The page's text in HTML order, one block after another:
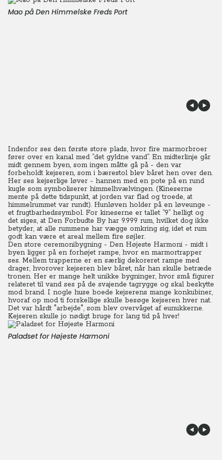
Mao på Den Himmelske Freds Port
Indenfor ses den første store plads, hvor fire marmorbroer
fører over en kanal med ”det gyldne vand”. En midterlinje går
midt gennem byen, som ingen måtte gå på - den var
forbeholdt kejseren, som i bærestol blev båret hen over den.
Her ses kejserlige løver - hannen med en pote på en rund
kugle som symboliserer himmelhvælvingen. (Kineserne
mente på dette tidspunkt, at jorden var flad og troede, at
himmelrummet var rundt). Hunløven holder på en løveunge -
et frugtbarhedssymbol. For kineserne er tallet ”9” helligt og
det siges, at Den Forbudte By har 9.999 rum, hvilket dog ikke
betyder, at alle rummene har vægge omkring sig, idet et rum
godt kan være et areal mellem fire søjler.
Den store ceremonibygning - Den Højeste Harmoni - midt i
byen ligger på en forhøjet rampe, hvor en marmortrapper
ses. Mellem trapperne er en særlig dekoreret rampe med
drager, hvorover kejseren blev båret, når han skulle betræde
tronen. Her er mange helt unikke bygninger, hvor små figurer
relateret til vand ses på de svajende tagrygge og skal beskytte
mod brand. I nogle huse boede kejserens mange konkubiner,
hvoraf op mod ti forskellige skulle besøge kejseren hver nat.
Det var hårdt "arbejde", som blev overvåget af eunukkerne.
Kejseren skulle jo nødigt bruge for lang tid på hver!
Paladset for Højeste Harmoni